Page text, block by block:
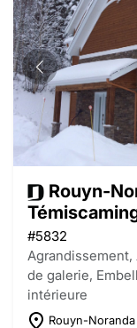
Rouyn-
#5832
de galerie,
intérieure
Rouyn-Noranda